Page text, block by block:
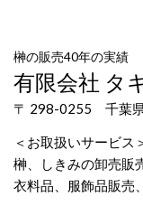
榊の販売40年の実績
有限会社 タ
〒 298-0255 千葉
＜お取扱いサービス
榊、しきみの卸売販
衣料品、服飾品販売